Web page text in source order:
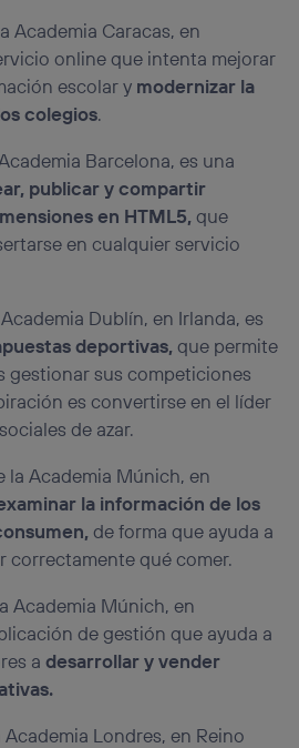
Academia Caracas, en
online que intenta mejorar
escolar y modernizar la
colegios.
Barcelona, es una
publicar y compartir
en HTML5,que
en cualquier servicio
Dublín, en Irlanda, es
deportivas,que permite
gestionar sus competiciones
es convertirse en el líder
de azar.
la Academia Múnich, en
la información de los
de forma que ayuda a
correctamente qué comer.
Academia Múnich, en
de gestión que ayuda a
adesarrollar y vender
Academia Londres, en Reino
a la conexión que utilizas
móvil).
a la conexión de internet, por
que conecte su dispositivo y
recibirá el mismo
de banda ancha(p. ej., Wi-Fi),
se realizará en función de las
de los miembros del hogar
, el marketing será más
se basará únicamente en la
Utiq seleccionando
parte inferior de esta página web o
de Utiq
más información, consulta
de Utiq .